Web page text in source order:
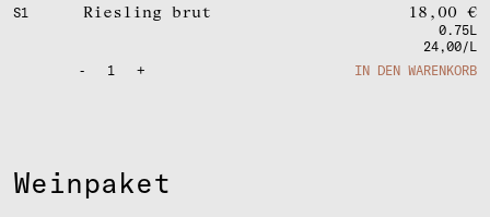
S1
Riesling brut 18,00 €
0.75L
24,00/L
-
1 + IN DEN WARENKORB
Weinpaket